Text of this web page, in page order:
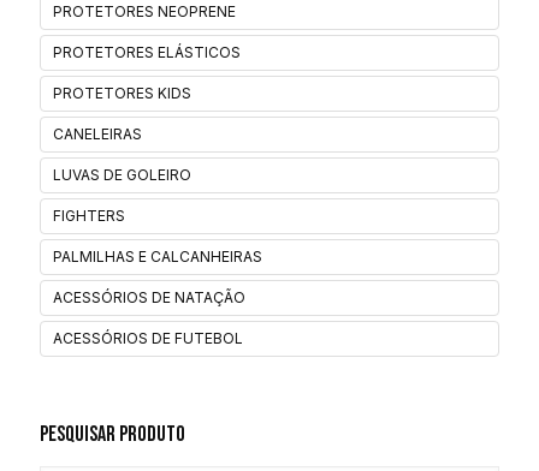
PROTETORES NEOPRENE
PROTETORES ELÁSTICOS
PROTETORES KIDS
CANELEIRAS
LUVAS DE GOLEIRO
FIGHTERS
PALMILHAS E CALCANHEIRAS
ACESSÓRIOS DE NATAÇÃO
ACESSÓRIOS DE FUTEBOL
Pesquisar Produto